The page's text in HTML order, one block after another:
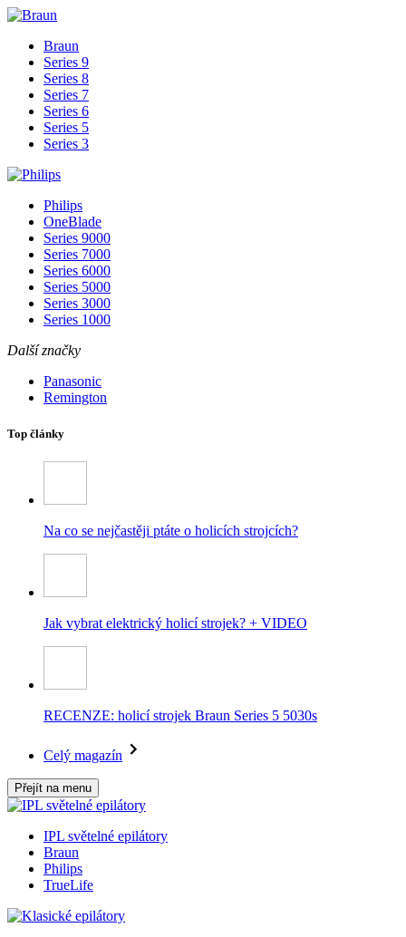
Braun
Series 9
Series 8
Series 7
Series 6
Series 5
Series 3
Philips
OneBlade
Series 9000
Series 7000
Series 6000
Series 5000
Series 3000
Series 1000
Další značky
Panasonic
Remington
Top články
Na co se nejčastěji ptáte o holicích strojcích?
Jak vybrat elektrický holicí strojek? + VIDEO
RECENZE: holicí strojek Braun Series 5 5030s
Celý magazín
Přejít na menu
IPL světelné epilátory
Braun
Philips
TrueLife